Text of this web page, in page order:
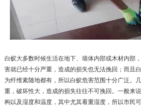
白蚁大多数时候生活在地下、墙体内部或木材内部
害就已经十分严重，造成的损失也无法挽回；而且
为纤维素随地都有，所以白蚁危害范围十分广泛。
重，破坏性大，造成的损失往往不可挽回。一般来
构以及湿度和温度，其中尤其看重湿度，所以市民